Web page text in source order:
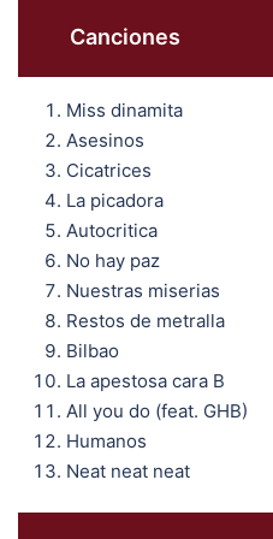
Canciones
Miss dinamita
Asesinos
Cicatrices
La picadora
Autocritica
No hay paz
Nuestras miserias
Restos de metralla
Bilbao
La apestosa cara B
All you do (feat. GHB)
Humanos
Neat neat neat